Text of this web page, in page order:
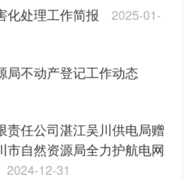
化处理工作简报
2025-01-
局不动产登记工作动态
责任公司湛江吴川供电局赠
市自然资源局全力护航电网
2024-12-31